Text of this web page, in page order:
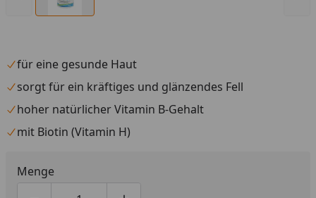
für eine gesunde Haut
sorgt für ein kräftiges und glänzendes Fell
hoher natürlicher Vitamin B-Gehalt
mit Biotin (Vitamin H)
Menge